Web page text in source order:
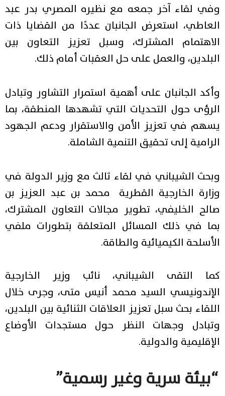
وفي لقاء آخر جمعه معنظيره المصري بدر عبد
العاطي، استعرض الجانبان عددًا من القضايا ذات
الاهتمام المشترك، وسبل تعزيز التعاون بين
البلدين، والعمل على حل العقبات أمام ذلك.
وأكد الجانبان على أهمية استمرار التشاور وتبادل
الرؤى حول التحديات التي تشهدها المنطقة، بما
يسهم في تعزيز الأمن والاستقرار ودعم الجهود
الرامية إلى تحقيق التنمية الشاملة.
وبحث الشيباني في لقاء ثالث مع وزير الدولة في
وزارة الخارجية القطرية محمد بن عبد العزيز بن
صالح الخليفي، تطوير مجالات التعاون المشترك،
بما في ذلك المسائل المتعلقة بتطورات ملفي
الأسلحة الكيميائية والطاقة.
كما التقى الشيباني، نائب وزير الخارجية
الإندونيسي السيد محمد أنيس متى، وجرى خلال
اللقاء بحث سبل تعزيز العلاقات الثنائية بين البلدين،
وتبادل وجهات النظر حول مستجدات الأوضاع
الإقليمية والدولية.
“بيئة سرية وغير رسمية”